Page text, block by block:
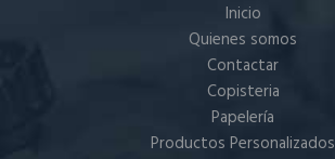
Inicio
Quienes somos
Contactar
Copisteria
Papelería
Productos Personalizados